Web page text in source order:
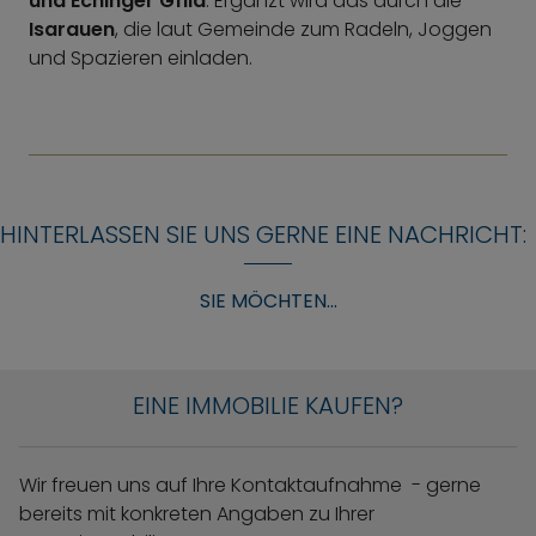
Isarauen, die laut Gemeinde zum Radeln, Joggen
und Spazieren einladen.
HINTERLASSEN SIE UNS GERNE EINE NACHRICHT:
SIE MÖCHTEN...
EINE IMMOBILIE KAUFEN?
Wir freuen uns auf Ihre Kontaktaufnahme - gerne
bereits mit konkreten Angaben zu Ihrer